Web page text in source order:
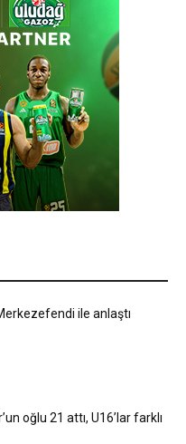
ile anlaştı
oğlu 21 attı, U16’lar farklı